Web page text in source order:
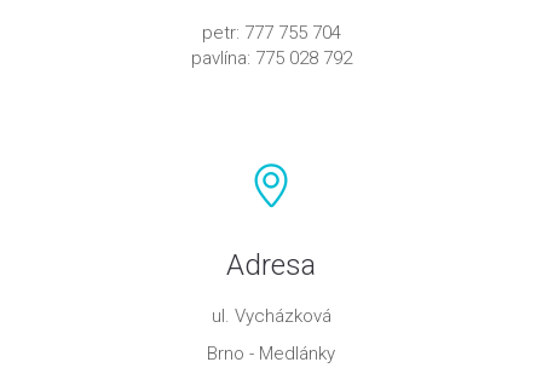
petr: 777 755 704
pavlína: 775 028 792
Adresa
ul. Vycházková
Brno - Medlánky